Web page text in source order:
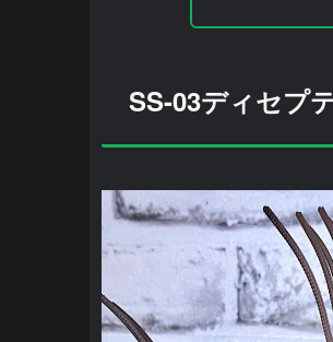
SS-03ディセプ